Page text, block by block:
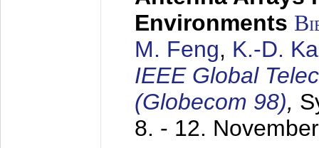
Environments
M. Feng, K.-D.
IEEE Global
(Globecom 98),
8. - 12.